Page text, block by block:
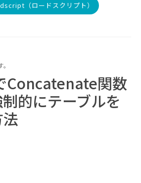
（ロードスクリプト）
Concatenate関数
的にテーブルを